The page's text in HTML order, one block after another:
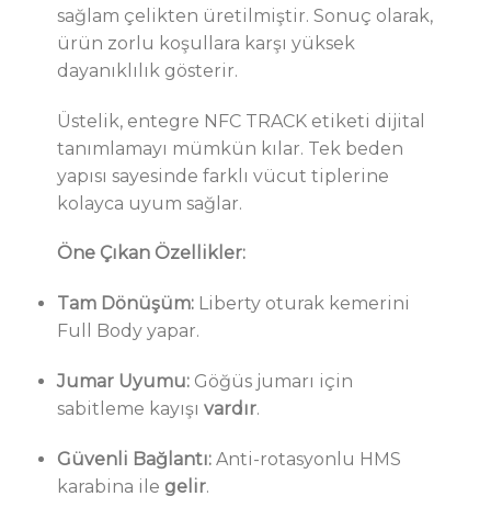
sağlam çelikten üretilmiştir. Sonuç olarak,
ürün zorlu koşullara karşı yüksek
dayanıklılık gösterir.
Üstelik, entegre NFC TRACK etiketi dijital
tanımlamayı mümkün kılar. Tek beden
yapısı sayesinde farklı vücut tiplerine
kolayca uyum sağlar.
Öne Çıkan Özellikler:
Tam Dönüşüm:Liberty oturak kemerini
Full Body yapar.
Jumar Uyumu:Göğüs jumarı için
sabitleme kayışı vardır.
Güvenli Bağlantı:Anti-rotasyonlu HMS
karabina ile gelir.